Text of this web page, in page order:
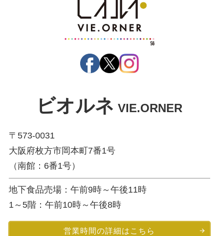
ビオルネ VIE.ORNER
〒573-0031
大阪府枚方市岡本町7番1号
（南館：6番1号）
地下食品売場：午前9時～午後11時
1～5階：午前10時～午後8時
営業時間の詳細はこちら